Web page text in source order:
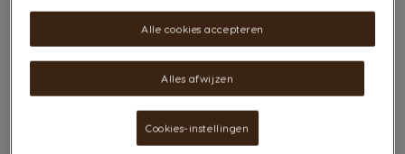
Pictogram capsule
Ontdek het Iced Frappé bonuspakket! Geniet van dit
je verleiden door de subtiele smaken van graan en
karamel, perfect in balans in deze verfrissende ijskoffie.
Alles afwijzen
Alle cookies accepteren
Cookies-instellingen